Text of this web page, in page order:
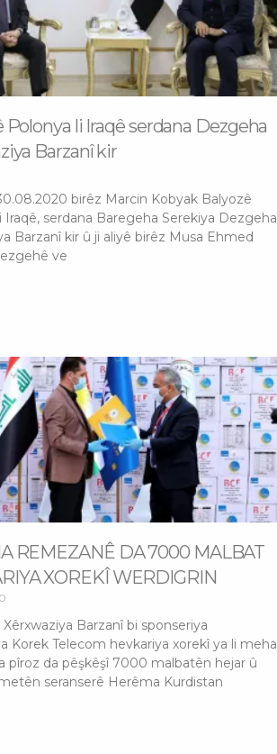
Polonya li Iraqê serdana Dezgeha
Barzanî kir
birêz Marcin Kobyak Balyozê
Iraqê, serdana Baregeha Serekiya Dezgeha
Barzanî kir û ji aliyê birêz Musa Ehmed
ve
REMEZANÊ DA 7000 MALBAT
XOREKÎ WERDIGRIN
Barzanî bi sponseriya
Korek Telecom hevkariya xorekî ya li meha
pîroz da pêşkêşî 7000 malbatên hejar û
seranserê Herêma Kurdistan